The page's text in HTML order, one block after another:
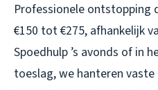
Professionele ontstopping
€150 tot €275, afhankelijk
Spoedhulp ’s avonds of in
toeslag, we hanteren